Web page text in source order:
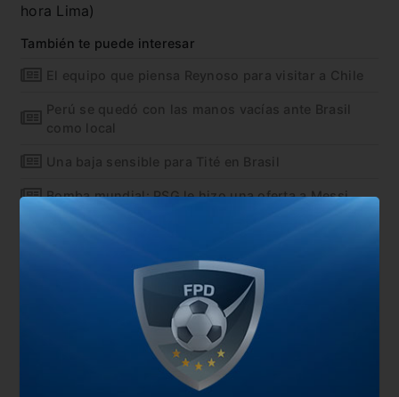
hora Lima)
También te puede interesar
El equipo que piensa Reynoso para visitar a Chile
Perú se quedó con las manos vacías ante Brasil
como local
Una baja sensible para Tité en Brasil
Bomba mundial: PSG le hizo una oferta a Messi
#Internacional
#Noticia